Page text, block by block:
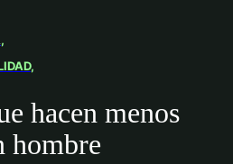
hacen menos
hombre​